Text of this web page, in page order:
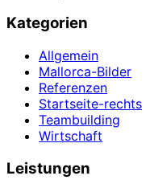
Kategorien
Allgemein
Mallorca-Bilder
Referenzen
Startseite-rechts
Teambuilding
Wirtschaft
Leistungen